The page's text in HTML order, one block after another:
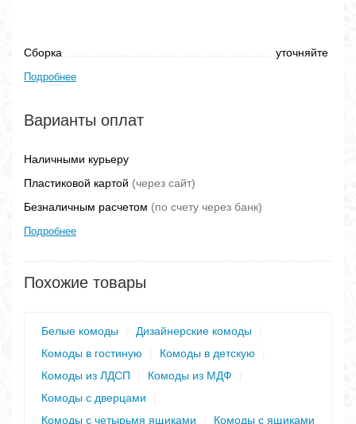
Сборка уточняйте
Подробнее
Варианты оплат
Наличными курьеру
Пластиковой картой (через сайт)
Безналичным расчетом (по счету через банк)
Подробнее
Похожие товары
Белые комоды Дизайнерские комоды
Комоды в гостиную
Комоды в детскую
Комоды из ЛДСП
Комоды из МДФ
Комоды с дверцами
Комоды с четырьмя ящиками
Комоды с ящиками